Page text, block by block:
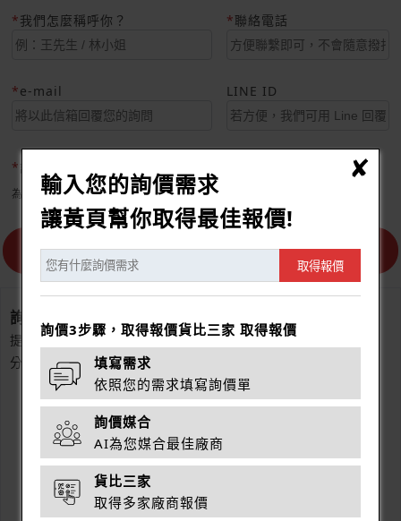
我們怎麼稱呼你？ 聯絡電話
e-mail LINE ID
認證碼
為避免垃圾訊息，請協助輸入驗證碼，謝謝您的耐心
詢價分數
提供詳細的詢價需求，使供應商更快的做出回應。
分數越高，您得到的反應越好。
0%
輸入您的詢價需求
讓黃頁幫你取得最佳報價!
取得報價
詢價3步驟，取得報價貨比三家 取得報價
填寫需求
依照您的需求填寫詢價單
詢價媒合
AI為您媒合最佳廠商
貨比三家
取得多家廠商報價